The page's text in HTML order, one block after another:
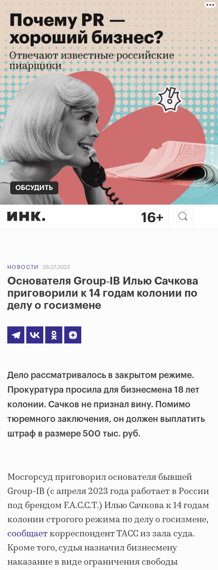
НОВОСТИ 26.07.2023
Основателя Group‑IB Илью Сачкова
приговорили к 14 годам колонии по
делу о госизмене
Дело рассматривалось в закрытом режиме.
Прокуратура просила для бизнесмена 18 лет
колонии. Сачков не признал вину. Помимо
тюремного заключения, он должен выплатить
штраф в размере 500 тыс. руб.
Мосгорсуд приговорил основателя бывшей
Group-IB (с апреля 2023 года работает в России
под брендом F.A.С.С.T.) Илью Сачкова к 14 годам
колонии строгого режима по делу о госизмене,
сообщаеткорреспондент ТАСС из зала суда.
Кроме того, судья назначил бизнесмену
наказание в виде ограничения свободы